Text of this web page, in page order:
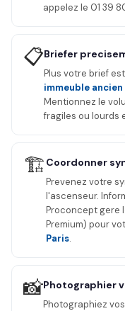
appelez le 01 39
📋Briefer
Plus votre brief
immeuble
Mentionnez le
fragiles ou lourds
🏗️ Coordonner
Prevenez votre
l'ascenseur.
Proconcept gere
Premium) pour
Paris.
📸Photographier
Photographiez